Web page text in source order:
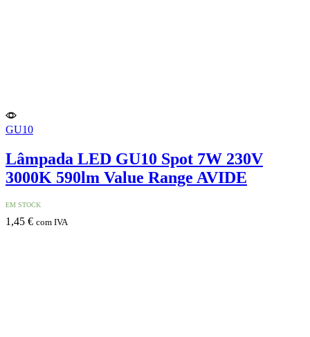
GU10
Lâmpada LED GU10 Spot 7W 230V
3000K 590lm Value Range AVIDE
EM STOCK
1,45 € com IVA